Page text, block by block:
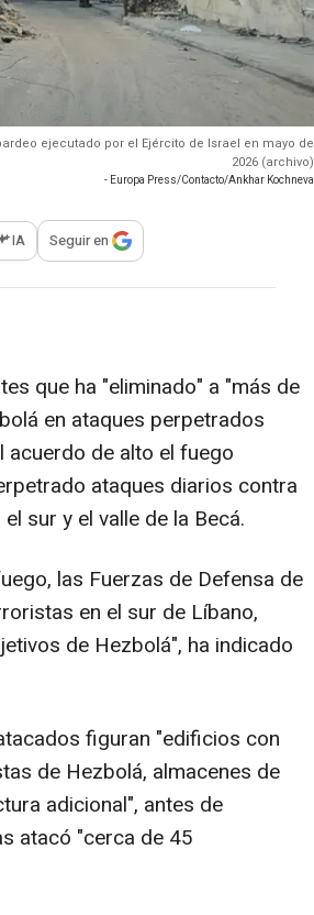
ejecutado por el Ejército de Israel en mayo de
2026 (archivo)
- Europa Press/Contacto/Ankhar Kochneva
para compartir
IA Seguir en
que ha "eliminado" a "más de
en ataques perpetrados
acuerdo de alto el fuego
ataques diarios contra
sur y el valle de la Becá.
las Fuerzas de Defensa de
en el sur de Líbano,
de Hezbolá", ha indicado
figuran "edificios con
de Hezbolá, almacenes de
adicional", antes de
atacó "cerca de 45